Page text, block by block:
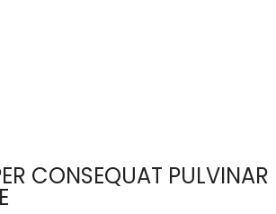
CONSEQUAT PULVINAR